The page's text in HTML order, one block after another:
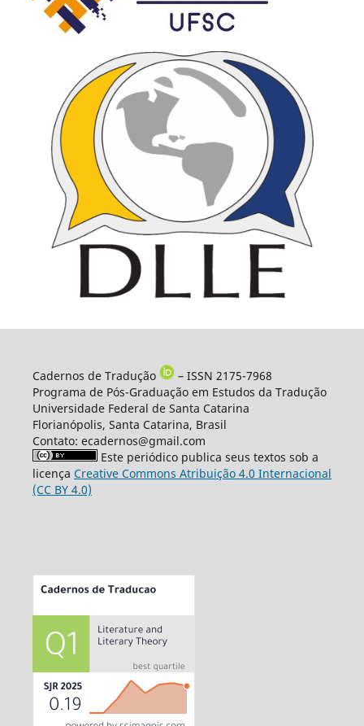
Cadernos de Tradução
– ISSN 2175-7968
Programa de Pós-Graduação em Estudos da Tradução
Universidade Federal de Santa Catarina
Florianópolis, Santa Catarina, Brasil
Contato: ecadernos@gmail.com
Este periódico publica seus textos sob a
licença Creative Commons Atribuição 4.0 Internacional
(CC BY 4.0)